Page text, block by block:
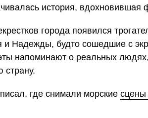
история, вдохновившая
города появился
Надежды, будто сошедшие с
напоминают о реальных
страну.
где снимали морские